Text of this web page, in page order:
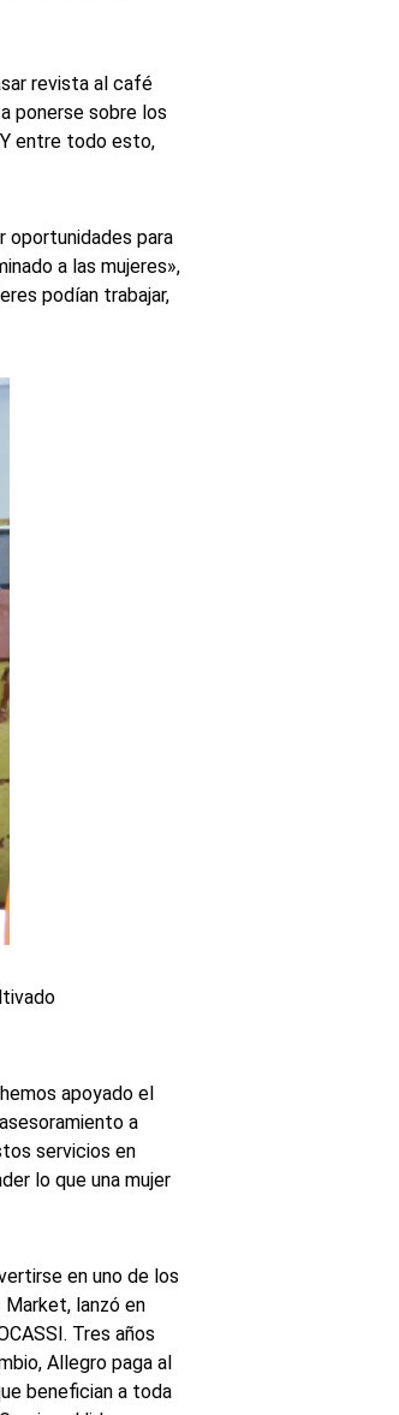
revista al café
ponerse sobre los
entre todo esto,
oportunidades para
a las mujeres»,
podían trabajar,
apoyado el
a
servicios en
lo que una mujer
en uno de los
lanzó en
Tres años
Allegro paga al
benefician a toda